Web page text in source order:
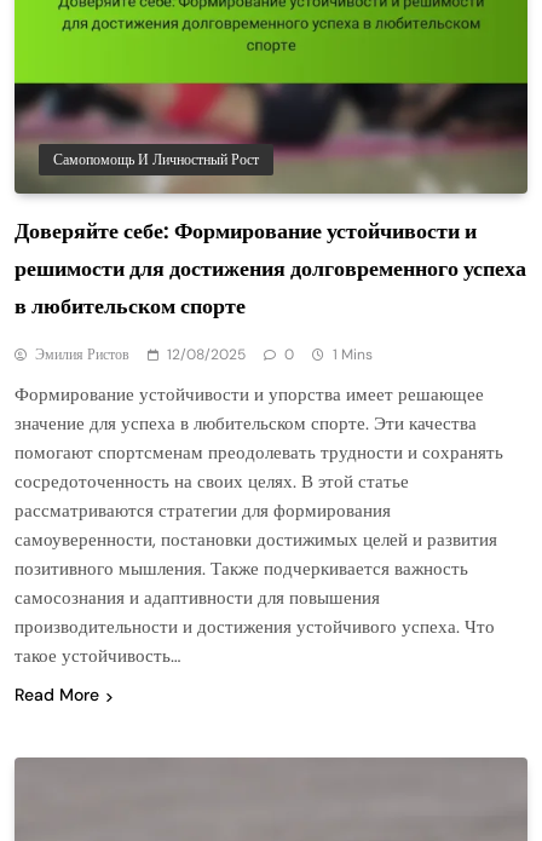
Самопомощь И Личностный Рост
Доверяйте себе: Формирование устойчивости и
решимости для достижения долговременного успеха
в любительском спорте
Эмилия Ристов 12/08/2025 0 1 Mins
Формирование устойчивости и упорства имеет решающее
значение для успеха в любительском спорте. Эти качества
помогают спортсменам преодолевать трудности и сохранять
сосредоточенность на своих целях. В этой статье
рассматриваются стратегии для формирования
самоуверенности, постановки достижимых целей и развития
позитивного мышления. Также подчеркивается важность
самосознания и адаптивности для повышения
производительности и достижения устойчивого успеха. Что
такое устойчивость…
Read More